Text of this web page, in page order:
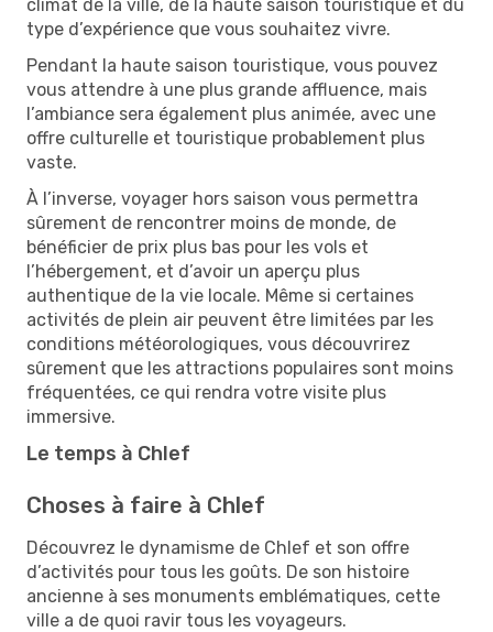
climat de la ville, de la haute saison touristique et du
type d’expérience que vous souhaitez vivre.
Pendant la haute saison touristique, vous pouvez
vous attendre à une plus grande affluence, mais
l’ambiance sera également plus animée, avec une
offre culturelle et touristique probablement plus
vaste.
À l’inverse, voyager hors saison vous permettra
sûrement de rencontrer moins de monde, de
bénéficier de prix plus bas pour les vols et
l’hébergement, et d’avoir un aperçu plus
authentique de la vie locale. Même si certaines
activités de plein air peuvent être limitées par les
conditions météorologiques, vous découvrirez
sûrement que les attractions populaires sont moins
fréquentées, ce qui rendra votre visite plus
immersive.
Le temps à Chlef
Choses à faire à Chlef
Découvrez le dynamisme de Chlef et son offre
d’activités pour tous les goûts. De son histoire
ancienne à ses monuments emblématiques, cette
ville a de quoi ravir tous les voyageurs.